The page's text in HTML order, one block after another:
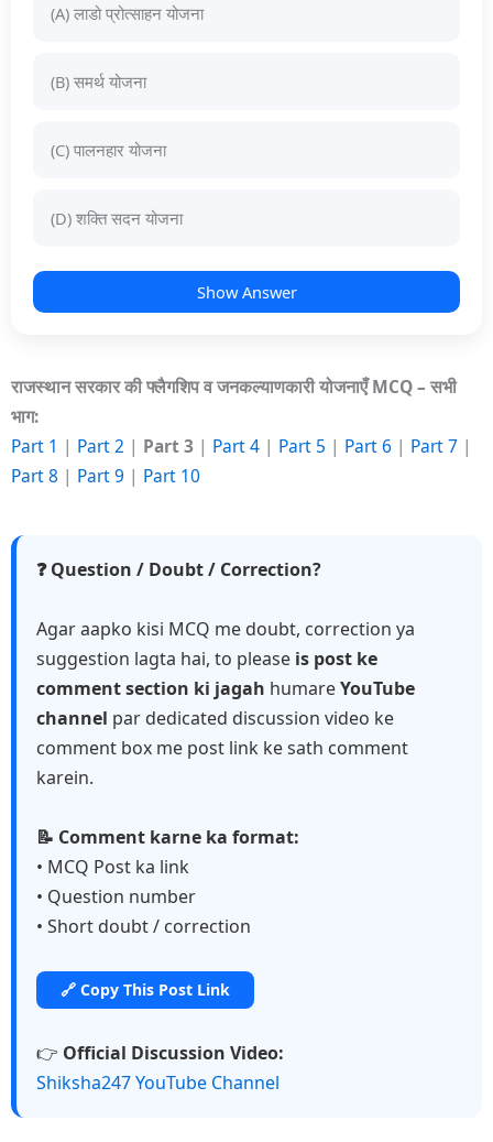
(A) लाडो प्रोत्साहन योजना
(B) समर्थ योजना
(C) पालनहार योजना
(D) शक्ति सदन योजना
Show Answer
राजस्थान सरकार की फ्लैगशिप व जनकल्याणकारी योजनाएँ MCQ – सभी
भाग:
Part 1 | Part 2 | Part 3 | Part 4 | Part 5 | Part 6 | Part 7 |
Part 8 | Part 9 | Part 10
❓ Question / Doubt / Correction?
Agar aapko kisi MCQ me doubt, correction ya
suggestion lagta hai, to please is post ke
comment section ki jagah humareYouTube
channel par dedicated discussion video ke
comment box me post link ke sath comment
karein.
📝 Comment karne ka format:
• MCQ Post ka link
• Question number
• Short doubt / correction
🔗 Copy This Post Link
👉 Official Discussion Video:
Shiksha247 YouTube Channel